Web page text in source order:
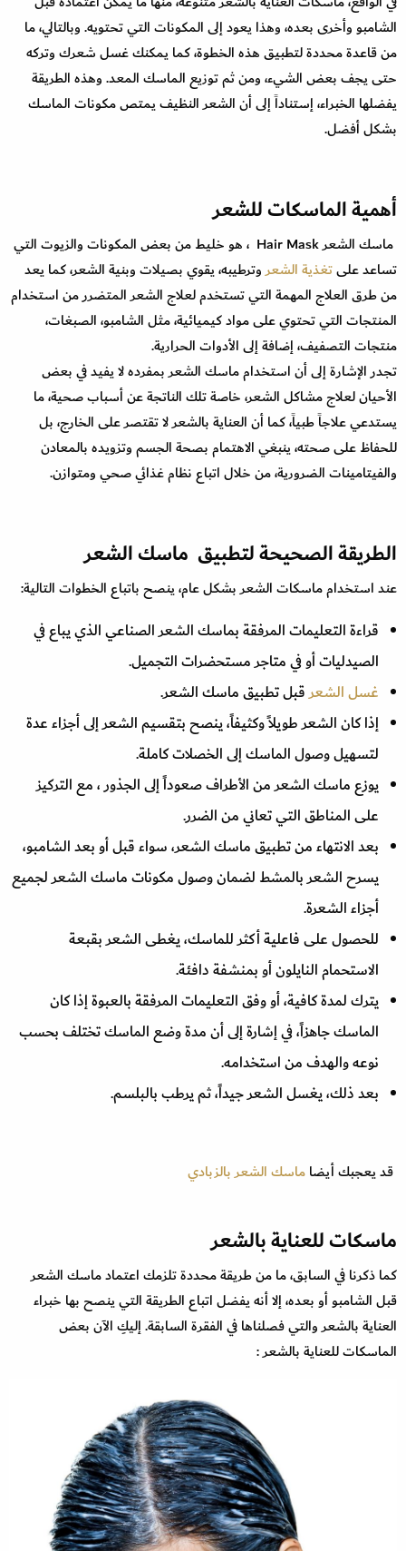
الشامبو وأخرى بعده، وهذا يعود إلى المكونات التي تحتويه. وبالتالي، ما
من قاعدة محددة لتطبيق هذه الخطوة، كما يمكنك غسل شعرك وتركه
حتى يجف بعض الشيء، ومن ثم توزيع الماسك المعد. وهذه الطريقة
يفضلها الخبراء، إستناداً إلى أن الشعر النظيف يمتص مكونات الماسك
بشكل أفضل.
أهمية الماسكات للشعر
ماسك الشعر Hair Mask ، هو خليط من بعض المكونات والزيوت التي
تساعد علىتغذية الشعروترطيبه، يقوي بصيلات وبنية الشعر، كما يعد
من طرق العلاج المهمة التي تستخدم لعلاج الشعر المتضرر من استخدام
المنتجات التي تحتوي على مواد كيميائية، مثل الشامبو، الصبغات،
منتجات التصفيف، إضافة إلى الأدوات الحرارية.
تجدر الإشارة إلى أن استخدام ماسك الشعر بمفرده لا يفيد في بعض
الأحيان لعلاج مشاكل الشعر، خاصة تلك الناتجة عن أسباب صحية، ما
يستدعي علاجاً طبياً، كما أن العناية بالشعر لا تقتصر على الخارج، بل
للحفاظ على صحته، ينبغي الاهتمام بصحة الجسم وتزويده بالمعادن
والفيتامينات الضرورية، من خلال اتباع نظام غذائي صحي ومتوازن.
الطريقة الصحيحة لتطبيق ماسك الشعر
عند استخدام ماسكات الشعر بشكل عام، ينصح باتباع الخطوات التالية:
قراءة التعليمات المرفقة بماسك الشعر الصناعي الذي يباع في
الصيدليات أو في متاجر مستحضرات التجميل.
غسل الشعرقبل تطبيق ماسك الشعر.
إذا كان الشعر طويلاً وكثيفاً، ينصح بتقسيم الشعر إلى أجزاء عدة
لتسهيل وصول الماسك إلى الخصلات كاملة.
يوزع ماسك الشعر من الأطراف صعوداً إلى الجذور ، مع التركيز
على المناطق التي تعاني من الضرر.
بعد الانتهاء من تطبيق ماسك الشعر، سواء قبل أو بعد الشامبو،
يسرح الشعر بالمشط لضمان وصول مكونات ماسك الشعر لجميع
أجزاء الشعرة.
للحصول على فاعلية أكثر للماسك، يغطى الشعر بقبعة
الاستحمام النايلون أو بمنشفة دافئة.
يترك لمدة كافية، أو وفق التعليمات المرفقة بالعبوة إذا كان
الماسك جاهزاً، في إشارة إلى أن مدة وضع الماسك تختلف بحسب
نوعه والهدف من استخدامه.
بعد ذلك، يغسل الشعر جيداً، ثم يرطب بالبلسم.
قد يعجبك أيضاماسك الشعر بالزبادي
ماسكات للعناية بالشعر
كما ذكرنا في السابق، ما من طريقة محددة تلزمك اعتماد ماسك الشعر
قبل الشامبو أو بعده، إلا أنه يفضل اتباع الطريقة التي ينصح بها خبراء
العناية بالشعر والتي فصلناها في الفقرة السابقة. إليكِ الآن بعض
الماسكات للعناية بالشعر :